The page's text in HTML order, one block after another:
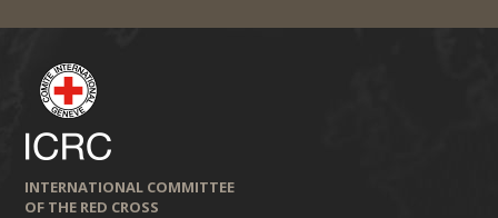
INTERNATIONAL COMMITTEE
OF THE RED CROSS